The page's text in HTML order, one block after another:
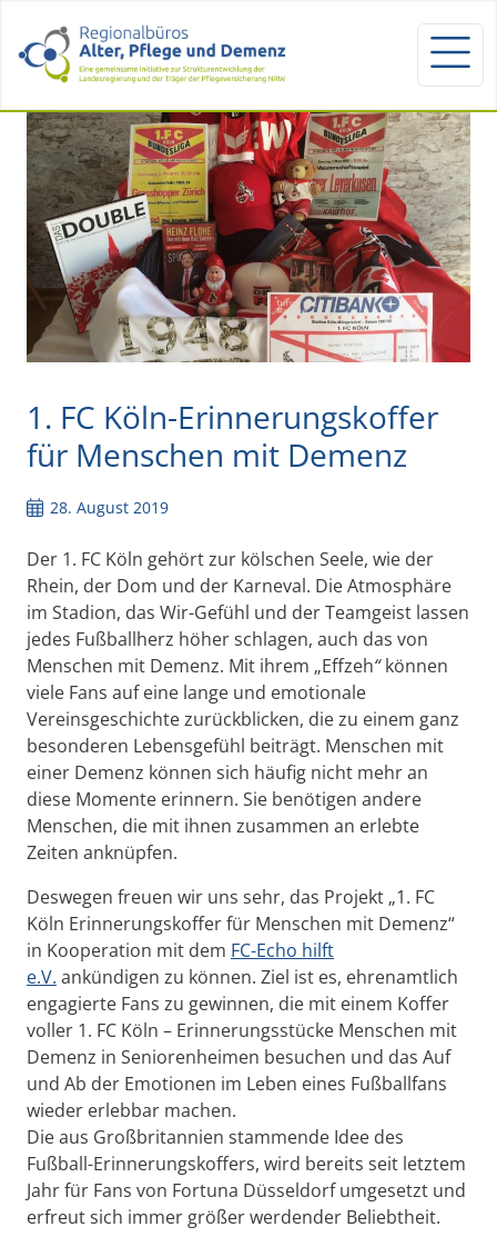
1. FC Köln-Erinnerungskoffer
für Menschen mit Demenz
28. August 2019
Der 1. FC Köln gehört zur kölschen Seele, wie der
Rhein, der Dom und der Karneval. Die Atmosphäre
im Stadion, das Wir-Gefühl und der Teamgeist lassen
jedes Fußballherz höher schlagen, auch das von
Menschen mit Demenz. Mit ihrem „Effzeh“können
viele Fans auf eine lange und emotionale
Vereinsgeschichte zurückblicken, die zu einem ganz
besonderen Lebensgefühl beiträgt. Menschen mit
einer Demenz können sich häufig nicht mehr an
diese Momente erinnern. Sie benötigen andere
Menschen, die mit ihnen zusammen an erlebte
Zeiten anknüpfen.
Deswegen freuen wir uns sehr, das Projekt „1. FC
Köln Erinnerungskoffer für Menschen mit Demenz“
in Kooperation mit dem FC-Echo hilft
e.V. ankündigen zu können. Ziel ist es, ehrenamtlich
engagierte Fans zu gewinnen, die mit einem Koffer
voller 1. FC Köln – Erinnerungsstücke Menschen mit
Demenz in Seniorenheimen besuchen und das Auf
und Ab der Emotionen im Leben eines Fußballfans
wieder erlebbar machen.
Die aus Großbritannien stammende Idee des
Fußball-Erinnerungskoffers, wird bereits seit letztem
Jahr für Fans von Fortuna Düsseldorf umgesetzt und
erfreut sich immer größer werdender Beliebtheit.